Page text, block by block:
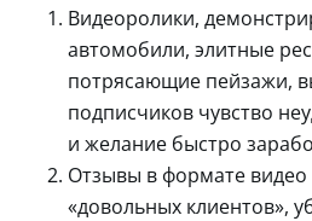
Видеоролики,
автомобили, элитные
потрясающие пейзажи,
подписчиков чувство
и желание быстро
Отзывы в формате
«довольных клиентов»,